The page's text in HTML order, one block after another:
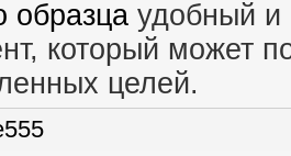
образца удобный и
который может
целей.